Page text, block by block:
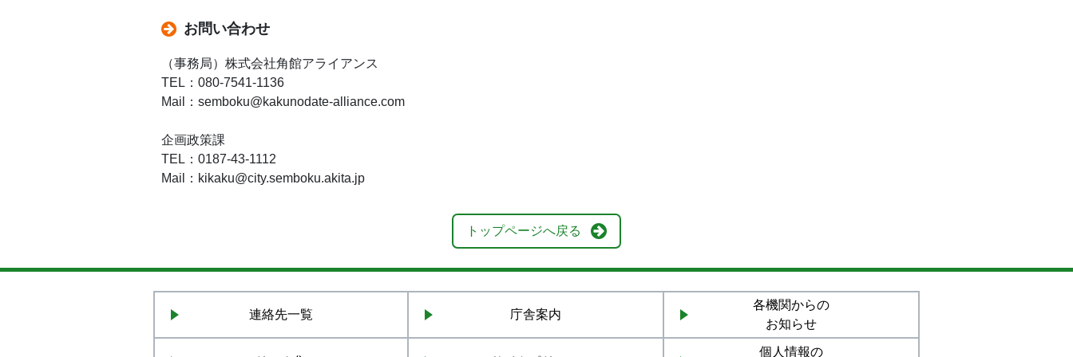
お問い合わせ
（事務局）株式会社角館アライアンス
TEL：080-7541-1136
Mail：semboku@kakunodate-alliance.com
企画政策課
TEL：0187-43-1112
Mail：kikaku@city.semboku.akita.jp
トップページへ戻る
連絡先一覧 庁舎案内
各機関からの
お知らせ
個人情報の